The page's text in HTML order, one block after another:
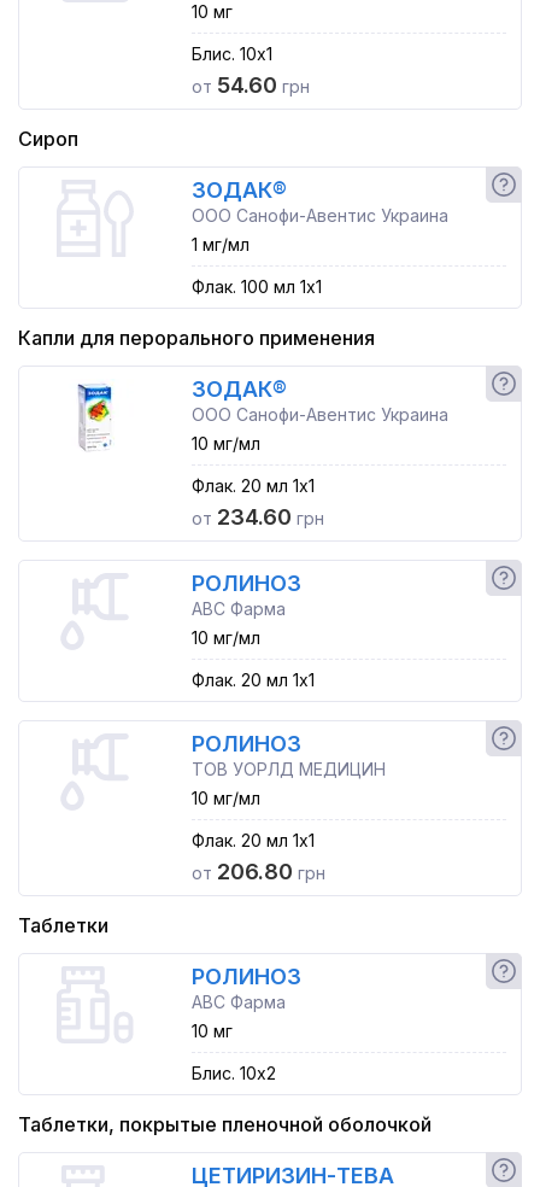
10 мг
Блис. 10x1
от 54.60 грн
Сироп
ЗОДАК®
ООО Санофи-Авентис Украина
1 мг/мл
Флак. 100 мл 1x1
Капли для перорального применения
ЗОДАК®
ООО Санофи-Авентис Украина
10 мг/мл
Флак. 20 мл 1x1
от 234.60 грн
РОЛИНОЗ
АВС Фарма
10 мг/мл
Флак. 20 мл 1x1
РОЛИНОЗ
ТОВ УОРЛД МЕДИЦИН
10 мг/мл
Флак. 20 мл 1x1
от 206.80 грн
Таблетки
РОЛИНОЗ
АВС Фарма
10 мг
Блис. 10x2
Таблетки, покрытые пленочной оболочкой
ЦЕТИРИЗИН-ТЕВА